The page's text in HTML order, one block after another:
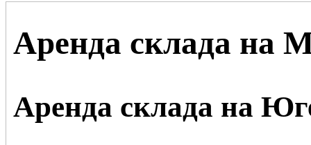
Аренда склада на
Аренда склада на